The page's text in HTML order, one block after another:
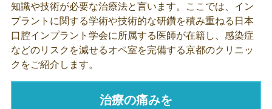
知識や技術が必要な治療法と言います。ここでは、イン
プラントに関する学術や技術的な研鑽を積み重ねる日本
口腔インプラント学会に所属する医師が在籍し、感染症
などのリスクを減せるオペ室を完備する京都のクリニッ
クをご紹介します。
治療の痛みを